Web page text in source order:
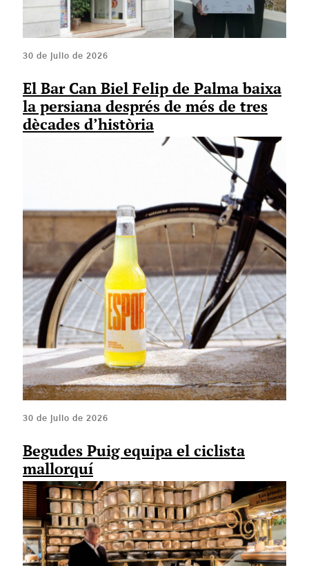
30 de julio de 2026
El Bar Can Biel Felip de Palma baixa
la persiana després de més de tres
dècades d’història
30 de julio de 2026
Begudes Puig equipa el ciclista
mallorquí